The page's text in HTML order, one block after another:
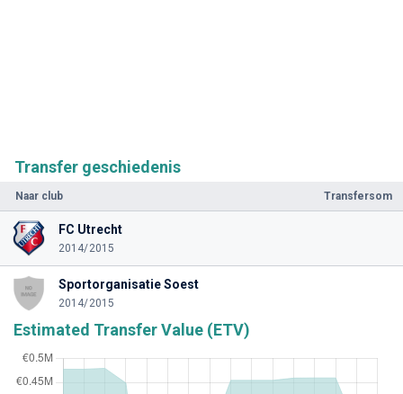
Transfer geschiedenis
Naar club Transfersom
FC Utrecht
2014/2015
Sportorganisatie Soest
2014/2015
Estimated Transfer Value (ETV)